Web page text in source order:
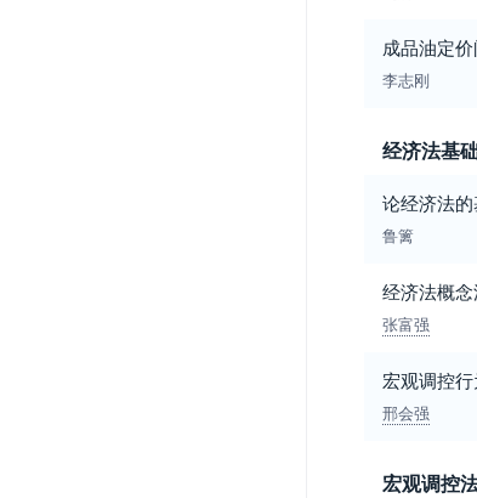
成品油定
李志刚
经济法基
论经济法
鲁篱
经济法概
张富强
宏观调控
邢会强
宏观调控